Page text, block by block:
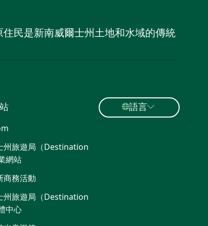
民是新南威爾士州土地和水域的傳統
州旅遊局（Destination
網站​
商務活動
州旅遊局（Destination
中心
語言